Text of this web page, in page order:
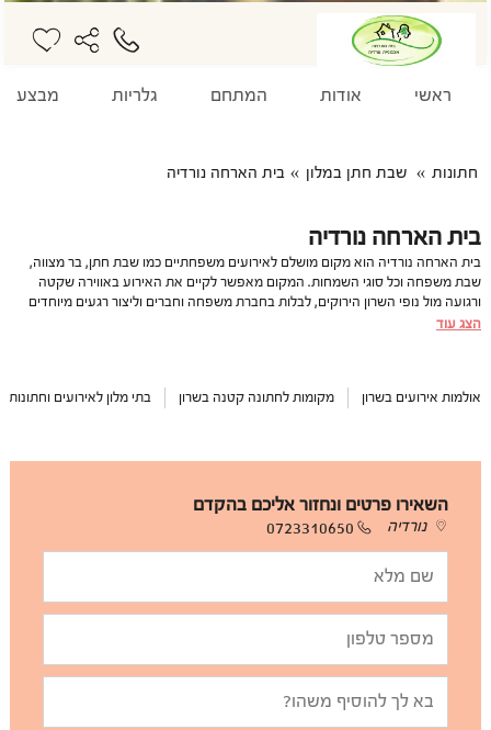
ראשי אודות המתחם גלריות מבצע
חתונות שבת חתן במלון בית הארחה נורדיה
בית הארחה נורדיה
בית הארחה נורדיה הוא מקום מושלם לאירועים משפחתיים כמו שבת חתן, בר מצווה,
שבת משפחה וכל סוגי השמחות. המקום מאפשר לקיים את האירוע באווירה שקטה
ורגועה מול נופי השרון הירוקים, לבלות בחברת משפחה וחברים וליצור רגעים מיוחדים
וזיכרונות בלתי נשכחים. במקביל ניתן לטייל בפרדסים המקיפים את המקום וליהנות
הצג עוד
אולמות אירועים בשרון מקומות לחתונה קטנה בשרון בתי מלון לאירועים וחתונות
השאירו פרטים ונחזור אליכם בהקדם
נורדיה 0723310650